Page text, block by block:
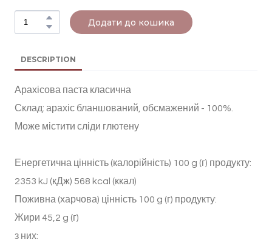
Додати до кошика
DESCRIPTION
Арахісова паста класична
Склад: арахіс бланшований, обсмажений - 100%.
Може містити сліди глютену
Енергетична цінність (калорійність) 100 g (г) продукту:
2353 kJ (кДж) 568 kcal (ккал)
Поживна (харчова) цінність 100 g (г) продукту:
Жири 45,2 g (г)
з них: